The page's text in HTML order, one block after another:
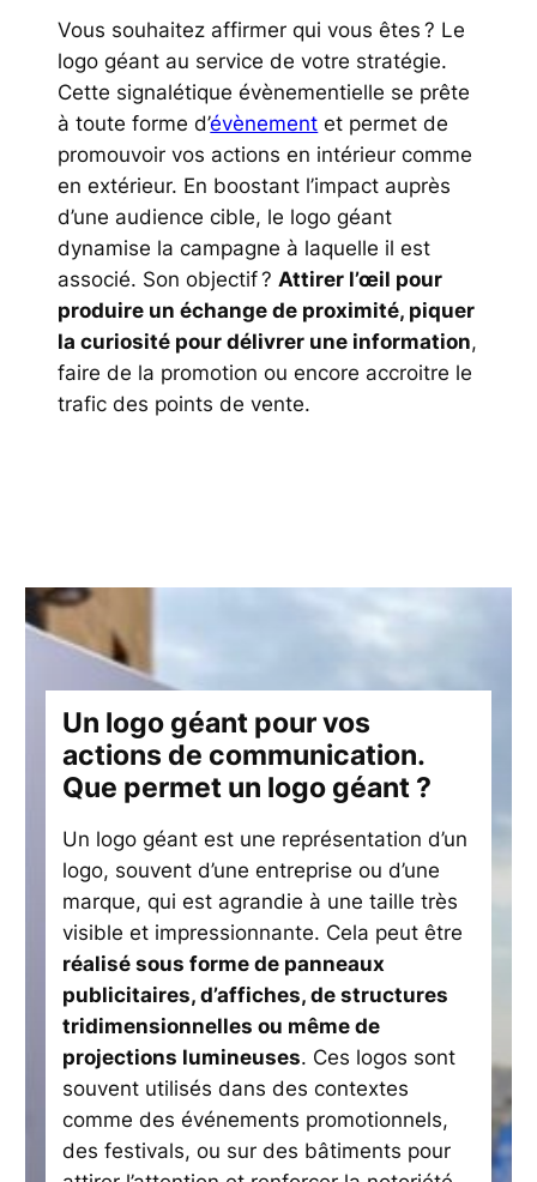
Vous souhaitez affirmer qui vous êtes ? Le
logo géant au service de votre stratégie.
Cette signalétique évènementielle se prête
à toute forme d’évènement et permet de
promouvoir vos actions en intérieur comme
en extérieur. En boostant l’impact auprès
d’une audience cible, le logo géant
dynamise la campagne à laquelle il est
associé. Son objectif ?Attirer l’œil pour
produire un échange de proximité, piquer
la curiosité pour délivrer une information,
faire de la promotion ou encore accroitre le
trafic des points de vente.
Un logo géant pour vos
actions de communication.
Que permet un logo géant ?
Un logo géant est une représentation d’un
logo, souvent d’une entreprise ou d’une
marque, qui est agrandie à une taille très
visible et impressionnante. Cela peut être
réalisé sous forme de panneaux
publicitaires, d’affiches, de structures
tridimensionnelles ou même de
projections lumineuses. Ces logos sont
souvent utilisés dans des contextes
comme des événements promotionnels,
des festivals, ou sur des bâtiments pour